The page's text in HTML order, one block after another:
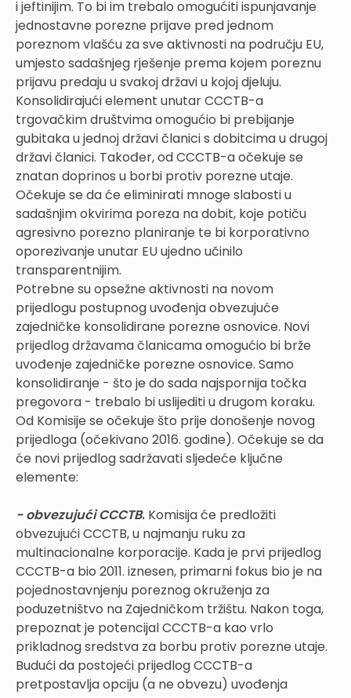
i jeftinijim. To bi im trebalo omogućiti ispunjavanje
jednostavne porezne prijave pred jednom
poreznom vlašću za sve aktivnosti na području EU,
umjesto sadašnjeg rješenje prema kojem poreznu
prijavu predaju u svakoj državi u kojoj djeluju.
Konsolidirajući element unutar CCCTB-a
trgovačkim društvima omogućio bi prebijanje
gubitaka u jednoj državi članici s dobitcima u drugoj
državi članici. Također, od CCCTB-a očekuje se
znatan doprinos u borbi protiv porezne utaje.
Očekuje se da će eliminirati mnoge slabosti u
sadašnjim okvirima poreza na dobit, koje potiču
agresivno porezno planiranje te bi korporativno
oporezivanje unutar EU ujedno učinilo
transparentnijim.
Potrebne su opsežne aktivnosti na novom
prijedlogu postupnog uvođenja obvezujuće
zajedničke konsolidirane porezne osnovice. Novi
prijedlog državama članicama omogućio bi brže
uvođenje zajedničke porezne osnovice. Samo
konsolidiranje - što je do sada najspornija točka
pregovora - trebalo bi uslijediti u drugom koraku.
Od Komisije se očekuje što prije donošenje novog
prijedloga (očekivano 2016. godine). Očekuje se da
će novi prijedlog sadržavati sljedeće ključne
elemente:
- obvezujući CCCTB. Komisija će predložiti
obvezujući CCCTB, u najmanju ruku za
multinacionalne korporacije. Kada je prvi prijedlog
CCCTB-a bio 2011. iznesen, primarni fokus bio je na
pojednostavnjenju poreznog okruženja za
poduzetništvo na Zajedničkom tržištu. Nakon toga,
prepoznat je potencijal CCCTB-a kao vrlo
prikladnog sredstva za borbu protiv porezne utaje.
Budući da postojeći prijedlog CCCTB-a
pretpostavlja opciju (a ne obvezu) uvođenja